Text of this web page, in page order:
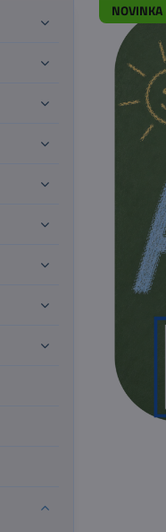
NOVINKA